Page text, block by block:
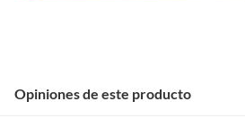
Opiniones de este producto